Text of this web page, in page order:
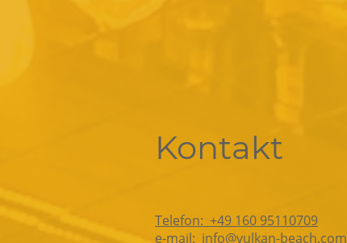
Kontakt
Telefon: +49 160 95110709
e-mail: info@vulkan-beach.com